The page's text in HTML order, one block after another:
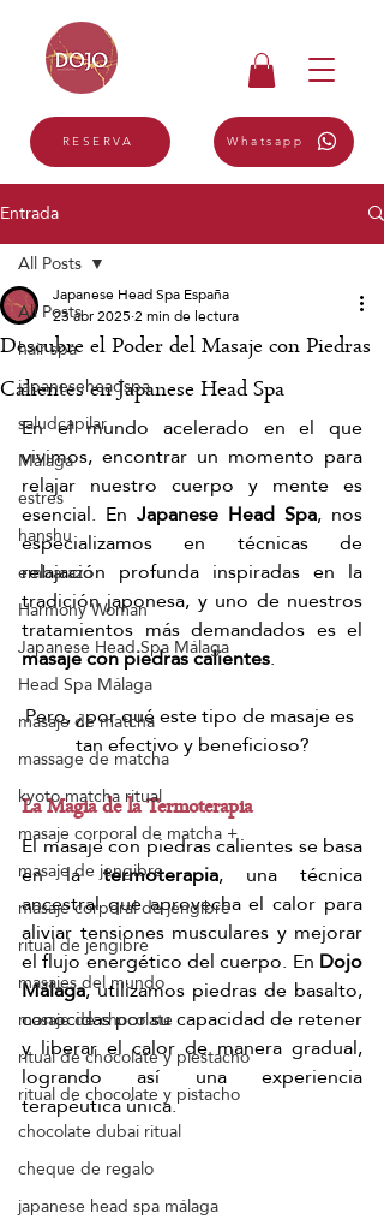
RESERVA Whatsapp
Entrada
All Posts
hair spa
japaneseheadspa
saludcapilar
Málaga
estrés
hanshu
embarazo
Harmony Woman
Japanese Head Spa Málaga
Head Spa Málaga
masaje de matcha
massage de matcha
kyoto matcha ritual
masaje corporal de matcha +
masaje de jengibre
masaje corporal de jengibre
ritual de jengibre
masajes del mundo
masaje de chocolate
ritual de chocolate y piestacho
ritual de chocolate y pistacho
chocolate dubai ritual
cheque de regalo
japanese head spa málaga
All Posts
Descubre el Poder del Masaje con Piedras
Calientes en Japanese Head Spa
Japanese Head Spa España
23 abr 20252 min de lectura
En el mundo acelerado en el que
vivimos, encontrar un momento para
relajar nuestro cuerpo y mente es
esencial. En Japanese Head Spa, nos
especializamos en técnicas de
relajación profunda inspiradas en la
tradición japonesa, y uno de nuestros
masaje con piedras calientes.
Pero, ¿por qué este tipo de masaje es
tan efectivo y beneficioso?
La Magia de la Termoterapia
El masaje con piedras calientes se basa
en la termoterapia, una técnica
ancestral que aprovecha el calor para
aliviar tensiones musculares y mejorar
el flujo energético del cuerpo. En Dojo
Málaga, utilizamos piedras de basalto,
conocidas por su capacidad de retener
y liberar el calor de manera gradual,
logrando así una experiencia
terapéutica única.